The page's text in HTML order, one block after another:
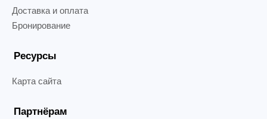
Доставка и оплата
Бронирование
Ресурсы
Карта сайта
Партнёрам